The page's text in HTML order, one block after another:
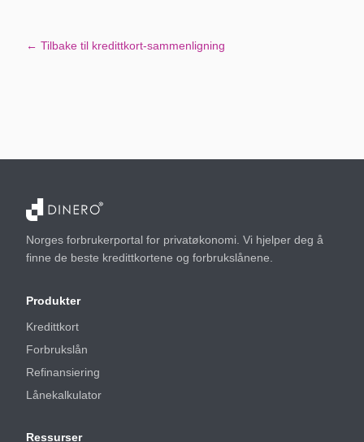
← Tilbake til kredittkort-sammenligning
Norges forbrukerportal for privatøkonomi. Vi hjelper deg å
finne de beste kredittkortene og forbrukslånene.
Produkter
Kredittkort
Forbrukslån
Refinansiering
Lånekalkulator
Ressurser